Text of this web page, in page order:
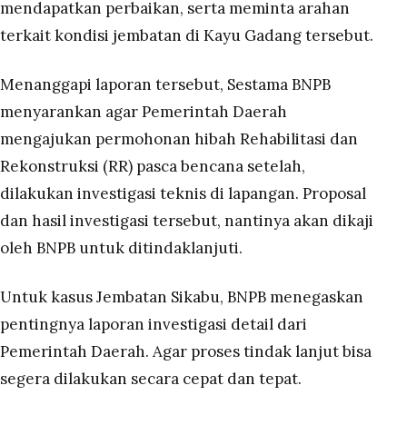
mendapatkan perbaikan, serta meminta arahan
terkait kondisi jembatan di Kayu Gadang tersebut.
Menanggapi laporan tersebut, Sestama BNPB
menyarankan agar Pemerintah Daerah
mengajukan permohonan hibah Rehabilitasi dan
Rekonstruksi (RR) pasca bencana setelah,
dilakukan investigasi teknis di lapangan. Proposal
dan hasil investigasi tersebut, nantinya akan dikaji
oleh BNPB untuk ditindaklanjuti.
Untuk kasus Jembatan Sikabu, BNPB menegaskan
pentingnya laporan investigasi detail dari
Pemerintah Daerah. Agar proses tindak lanjut bisa
segera dilakukan secara cepat dan tepat.